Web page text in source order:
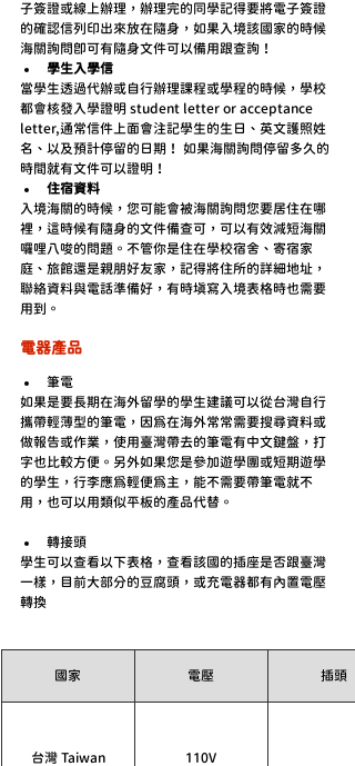
子簽證或線上辦理，辦理完的同學記得要將電子簽證
的確認信列印出來放在隨身，如果入境該國家的時候
海關詢問即可有隨身文件可以備用跟查詢！
學生入學信
當學生透過代辦或自行辦理課程或學程的時候，學校
都會核發入學證明 student letter or acceptance
letter,通常信件上面會注記學生的生日、英文護照姓
名、以及預計停留的日期！ 如果海關詢問停留多久的
時間就有文件可以證明！
住宿資料
入境海關的時候，您可能會被海關詢問您要居住在哪
裡，這時候有隨身的文件備查可，可以有效減短海關
囉哩八唆的問題。不管你是住在學校宿舍、寄宿家
庭、旅館還是親朋好友家，記得將住所的詳細地址，
聯絡資料與電話準備好，有時填寫入境表格時也需要
用到。
電器產品
筆電
如果是要長期在海外留學的學生建議可以從台灣自行
攜帶輕薄型的筆電，因為在海外常常需要搜尋資料或
做報告或作業，使用臺灣帶去的筆電有中文鍵盤，打
字也比較方便。另外如果您是參加遊學團或短期遊學
的學生，行李應為輕便為主，能不需要帶筆電就不
用，也可以用類似平板的產品代替。
轉接頭
學生可以查看以下表格，查看該國的插座是否跟臺灣
一樣，目前大部分的豆腐頭，或充電器都有內置電壓
轉換
國家 電壓 插頭
台灣 Taiwan 110V